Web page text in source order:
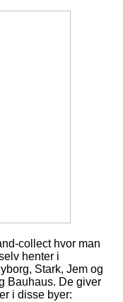
collect hvor man
henter i
Stark, Jem og
Bauhaus. De giver
i disse byer: